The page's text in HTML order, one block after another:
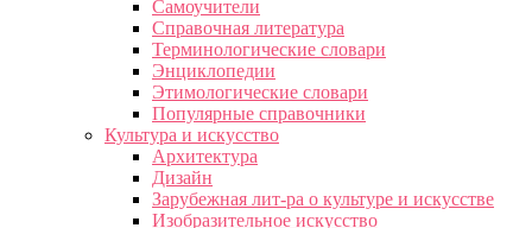
Самоучители
Справочная литература
Терминологические словари
Энциклопедии
Этимологические словари
Популярные справочники
Культура и искусство
Архитектура
Дизайн
Зарубежная лит-ра о культуре и искусстве
Изобразительное искусство